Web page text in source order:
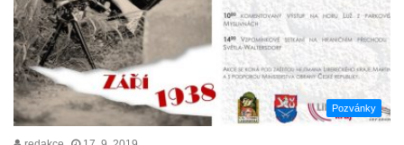
Pozvánky